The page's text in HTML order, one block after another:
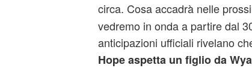
circa. Cosa accadrà nelle
vedremo in onda a partire dal
anticipazioni ufficiali rivelano
Hope aspetta un figlio da